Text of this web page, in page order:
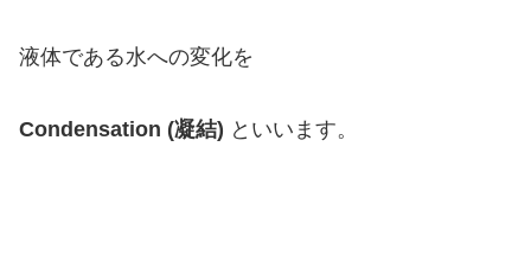
液体である水への変化を
Condensation (凝結) といいます。